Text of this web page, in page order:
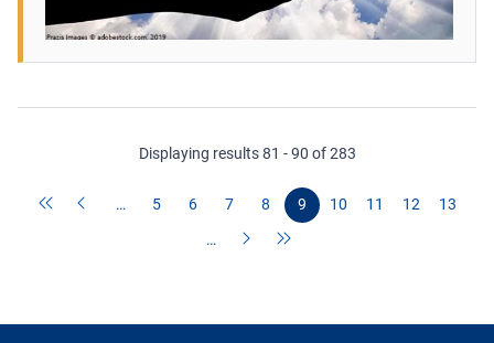
Displaying results 81 - 90 of 283
… 5 6 7 8 9 10 11 12
13
…